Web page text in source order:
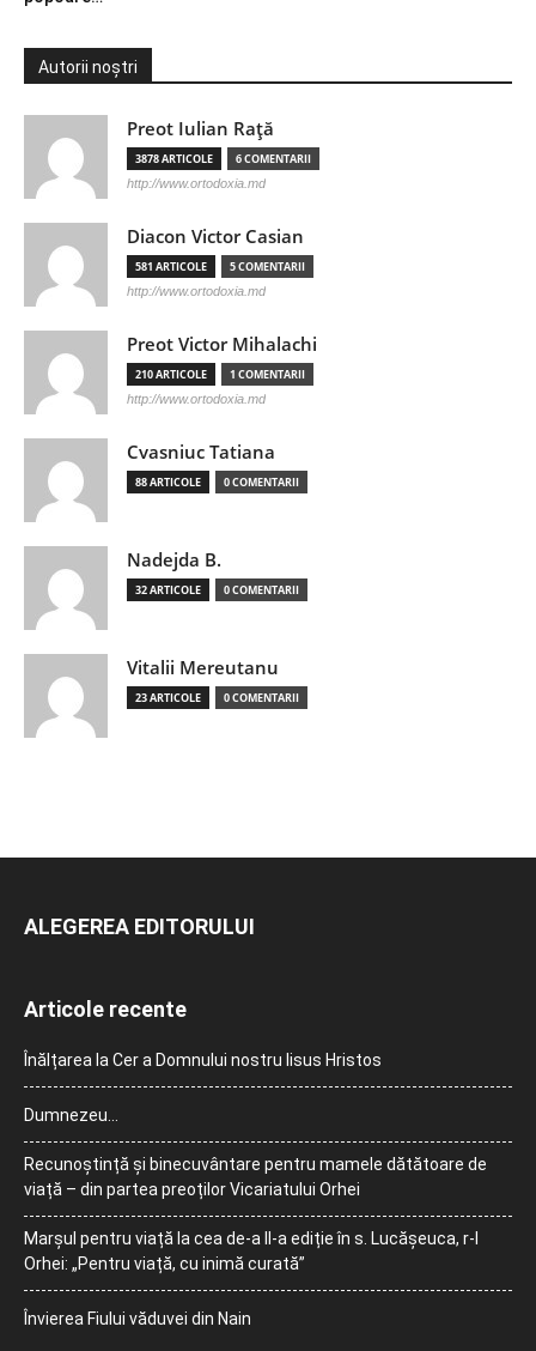
Autorii noștri
Preot Iulian Raţă
3878 ARTICOLE 6 COMENTARII
http://www.ortodoxia.md
Diacon Victor Casian
581 ARTICOLE 5 COMENTARII
http://www.ortodoxia.md
Preot Victor Mihalachi
210 ARTICOLE 1 COMENTARII
http://www.ortodoxia.md
Cvasniuc Tatiana
88 ARTICOLE 0 COMENTARII
Nadejda B.
32 ARTICOLE 0 COMENTARII
Vitalii Mereutanu
23 ARTICOLE 0 COMENTARII
ALEGEREA EDITORULUI
Articole recente
Înălțarea la Cer a Domnului nostru Iisus Hristos
Dumnezeu…
Recunoștință și binecuvântare pentru mamele dătătoare de
viață – din partea preoților Vicariatului Orhei
Marșul pentru viață la cea de-a II-a ediție în s. Lucășeuca, r-l
Orhei: „Pentru viață, cu inimă curată”
Învierea Fiului văduvei din Nain